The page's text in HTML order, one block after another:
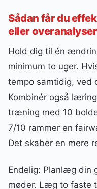
Sådan får du
eller
Hold dig til én
minimum to uger.
tempo samtidig, ved
Kombinér også
træning med 10
7/10 rammer en
Det skaber en mere
Endelig: Planlæg din
møder. Læg to faste